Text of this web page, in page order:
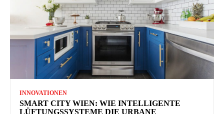
INNOVATIONEN
SMART CITY WIEN: WIE INTELLIGENTE
LÜFTUNGSSYSTEME DIE URBANE